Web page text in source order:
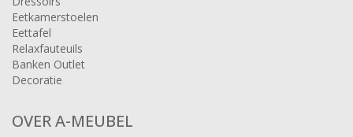
Eetkamerstoelen
Eettafel
Relaxfauteuils
Banken Outlet
Decoratie
OVER A-MEUBEL